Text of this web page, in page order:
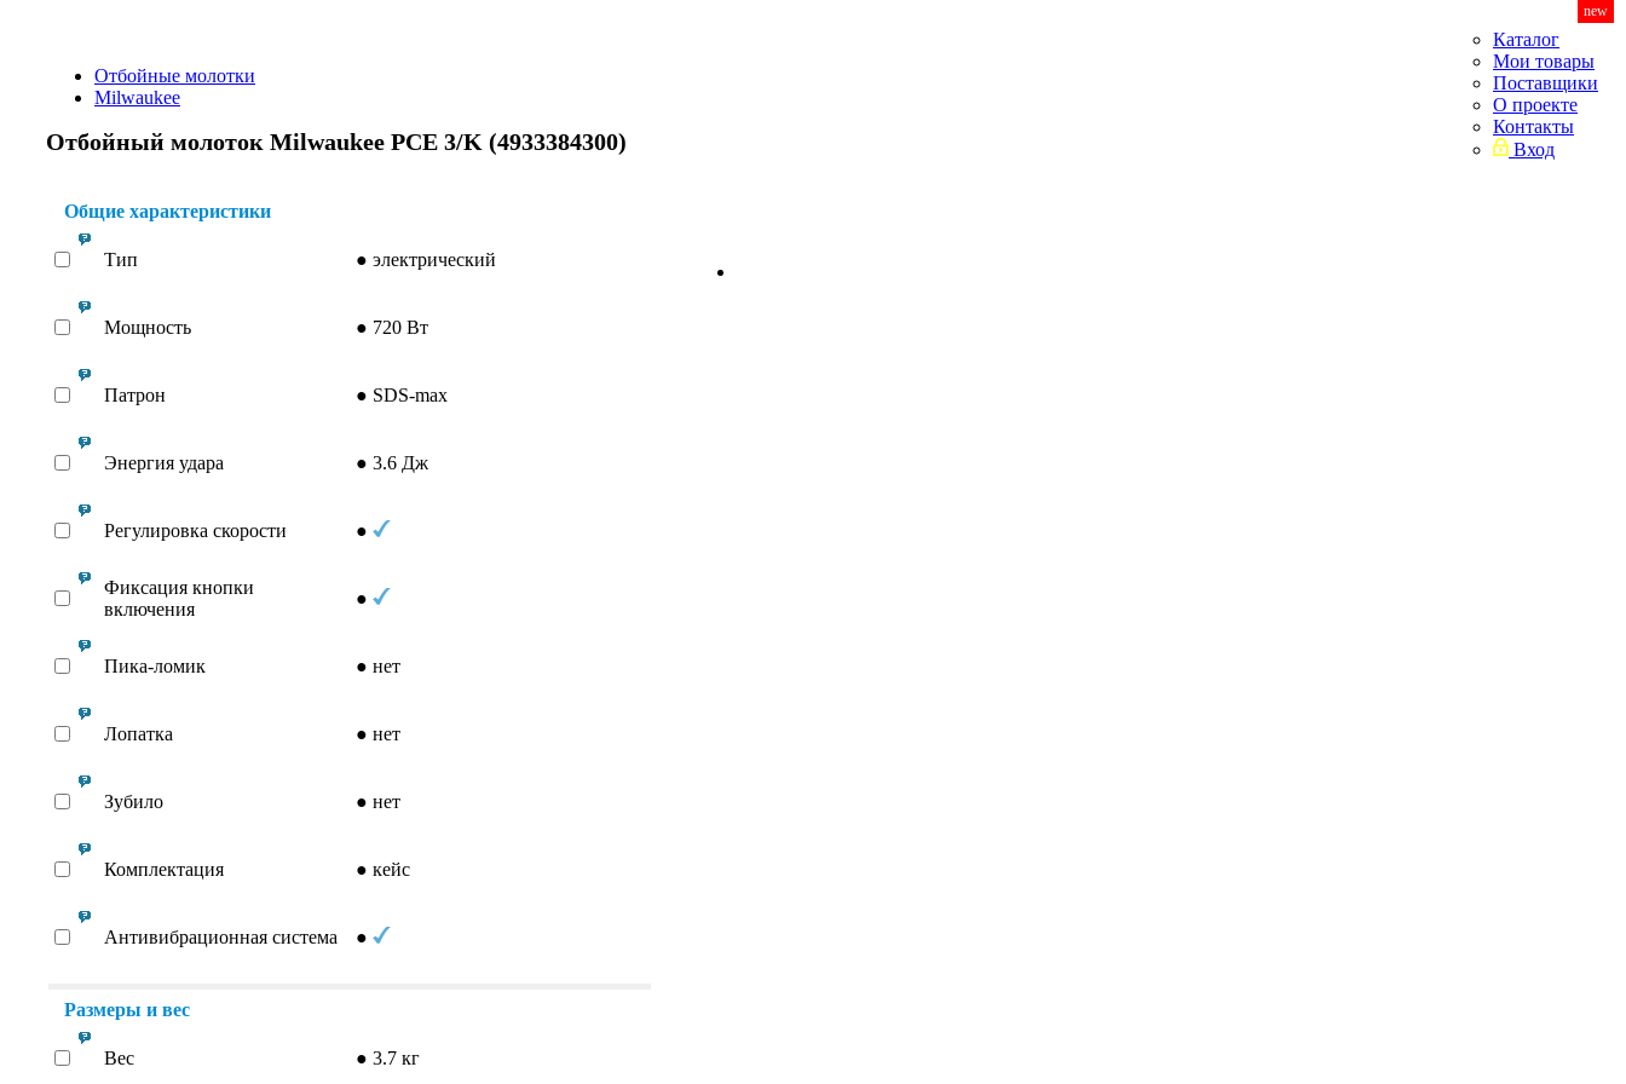
Каталог
new
Мои товары
Поставщики
О проекте
Контакты
Вход
Отбойные молотки
Milwaukee
Отбойный молоток Milwaukee PCE 3/K (4933384300)
Общие характеристики
Тип ● электрический
Мощность ● 720 Вт
Патрон ● SDS-max
Энергия удара ● 3.6 Дж
Регулировка скорости ●
Фиксация кнопки
включения
●
Пика-ломик ● нет
Лопатка ● нет
Зубило ● нет
Комплектация ● кейс
Антивибрационная система ●
Размеры и вес
Вес ● 3.7 кг